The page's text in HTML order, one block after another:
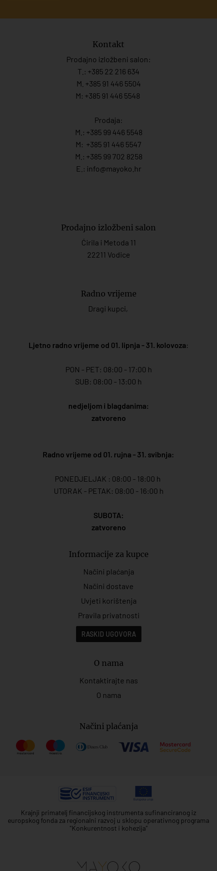
Kontakt
Prodajno izložbeni salon:
T.: +385 22 216 634
M. +385 91 446 5504
M: +385 91 446 5548
Prodaja:
M.: +385 99 446 5548
M: +385 91 446 5547
M.: +385 99 702 8258
E.: info@mayoko. hr
Prodajno izložbeni salon
Ćirila i Metoda 11
22211 Vodice
Radno vrijeme
Dragi kupci,
Ljetno radno vrijeme od 01. lipnja - 31. kolovoza:
PON - PET: 08:00 - 17:00 h
SUB: 08:00 - 13:00 h
nedjeljom i blagdanima:
zatvoreno
Radno vrijeme od 01. rujna - 31. svibnja:
PONEDJELJAK : 08:00 - 18:00 h
UTORAK - PETAK: 08:00 - 16:00 h
SUBOTA:
zatvoreno
Informacije za kupce
Načini plaćanja
Načini dostave
Uvjeti korištenja
Pravila privatnosti
RASKID UGOVORA
O nama
Kontaktirajte nas
O nama
Načini plaćanja
Krajnji primatelj financijskog instrumenta sufinanciranog iz
europskog fonda za regionalni razvoj u sklopu operativnog programa
"Konkurentnost i kohezija"